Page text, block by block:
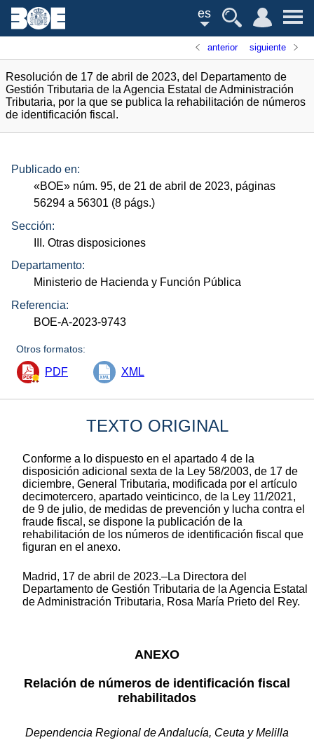
es
anterior siguiente
Resolución de 17 de abril de 2023, del Departamento de
Gestión Tributaria de la Agencia Estatal de Administración
Tributaria, por la que se publica la rehabilitación de números
de identificación fiscal.
Publicado en:
«BOE» núm. 95, de 21 de abril de 2023, páginas
56294 a 56301 (8 págs.)
Sección:
III. Otras disposiciones
Departamento:
Ministerio de Hacienda y Función Pública
Referencia:
BOE-A-2023-9743
Otros formatos:
PDF XML
TEXTO ORIGINAL
Conforme a lo dispuesto en el apartado 4 de la
disposición adicional sexta de la Ley 58/2003, de 17 de
diciembre, General Tributaria, modificada por el artículo
decimotercero, apartado veinticinco, de la Ley 11/2021,
de 9 de julio, de medidas de prevención y lucha contra el
fraude fiscal, se dispone la publicación de la
rehabilitación de los números de identificación fiscal que
figuran en el anexo.
Madrid, 17 de abril de 2023.–La Directora del
Departamento de Gestión Tributaria de la Agencia Estatal
de Administración Tributaria, Rosa María Prieto del Rey.
ANEXO
Relación de números de identificación fiscal
rehabilitados
Dependencia Regional de Andalucía, Ceuta y Melilla